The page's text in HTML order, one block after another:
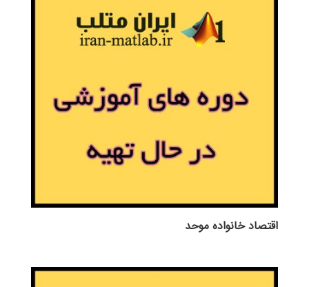
اقتصاد خانواده موحد